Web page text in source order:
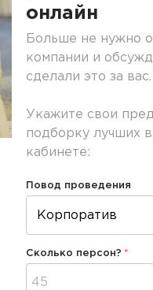
онлайн
Больше не нужно
компании и
сделали это за вас.
Укажите свои
подборку лучших
кабинете:
Повод проведения
Сколько персон?